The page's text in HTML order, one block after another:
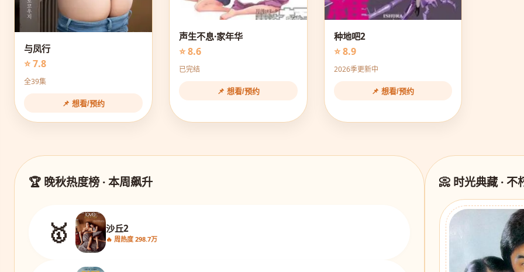
与凤行
⭐ 7.8
全39集
📌 想看/预约
声生不息·家年华
⭐ 8.6
已完结
📌 想看/预约
种地吧2
⭐ 8.9
2026季更新中
📌 想看/预约
🏆 晚秋热度榜 · 本周飙升
🥇 沙丘2
🔥 周热度 298.7万
📀 时光典藏 · 不